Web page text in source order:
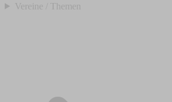
Vereine / Themen